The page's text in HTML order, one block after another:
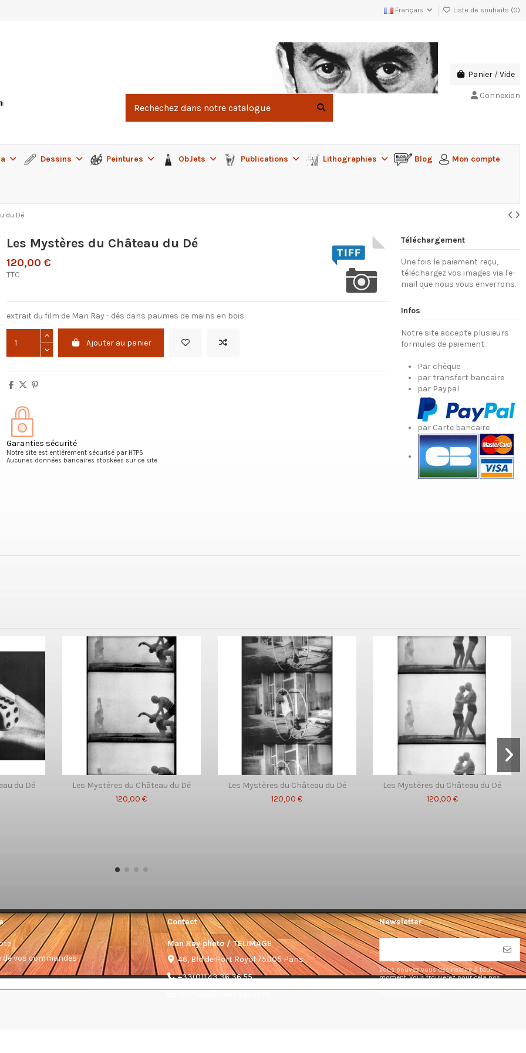
Français Liste de souhaits (0)
Panier /Vide
Connexion
Dessins Peintures ObJets Publications Lithographies Blog Mon compte
du Dé
Les Mystères du Château du Dé
120,00 €
TTC
extrait du film de Man Ray - dés dans paumes de mains en bois
Ajouter au panier
Garanties sécurité
Notre site est entièrement sécurisé par HTPS
Aucunes données bancaires stockées sur ce site
Téléchargement
Une fois le paiement reçu,
téléchargez vos images via l'e-
mail que nous vous enverrons.
Infos
Notre site accepte plusieurs
formules de paiement :
Par chèque
par transfert bancaire
par Paypal
par Carte bancaire
du Dé
Les Mystères du Château du Dé
120,00 €
Les Mystères du Château du Dé
120,00 €
Les Mystères du Château du Dé
120,00 €
de vos commandes
Contact
Man Ray photo / TELIMAGE
46, Bld de Port Royal 75005 Paris
+33(0)1 43 36 36 55
Newsletter
Vous pouvez vous désinscrire à tout
moment. Vous trouverez pour cela nos
d'utilisation du site.